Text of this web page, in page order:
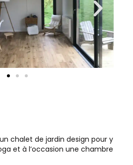
chalet de jardin design pour y
et à l’occasion une chambre